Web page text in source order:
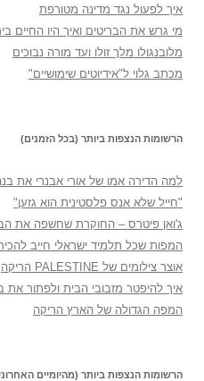
איך לפעול נגד מדינה מטורפת
מי גרש את הבריטים ואיך היו החיים
מלובנגולו מלך זולו ועד מורה נבוכים
מכתב גלוי ל"אידיוטים שימושיים"
הרשומות הנצפות ביותר (בכל הזמנים)
למה הדירה אמו של אורי אבנרי את
"חייל שלא אנס פלסטינית הוא גזען"
ג'ואן פיטרס – החוקרת שחשפה את
המפות שכל תלמיד ישראלי חייב
אוצר צילומים של PALESTINE הריקה
איך להיפטר מזבובי הבית ולפתור את
המפה הגדולה של הארץ הריקה
הרשומות הנצפות ביותר (מהיומיים